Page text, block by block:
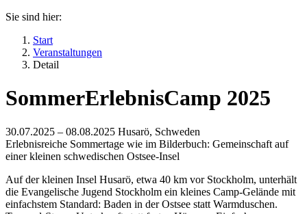
Sie sind hier:
Start
Veranstaltungen
Detail
SommerErlebnisCamp 2025
30.07.2025 – 08.08.2025 Husarö, Schweden
Erlebnisreiche Sommertage wie im Bilderbuch: Gemeinschaft auf
einer kleinen schwedischen Ostsee-Insel
Auf der kleinen Insel Husarö, etwa 40 km vor Stockholm, unterhält
die Evangelische Jugend Stockholm ein kleines Camp-Gelände mit
einfachstem Standard: Baden in der Ostsee statt Warmduschen.